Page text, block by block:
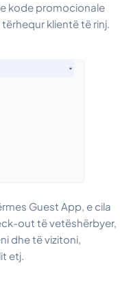
kode promocionale
klientë të rinj.
Guest App, e cila
out të vetëshërbyer,
dhe të vizitoni,
etj.